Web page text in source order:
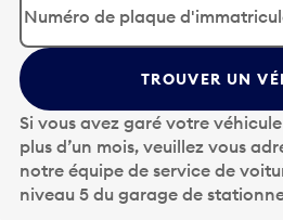
p
u
y
e
z
s
u
r
l
TROUVER UN
Si vous avez garé votre
plus d’un mois, veuillez vous
notre équipe de service de
niveau 5 du garage de